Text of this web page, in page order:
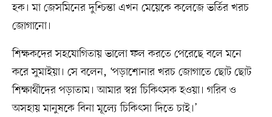
হক। মা জেসমিনের দুশ্চিন্তা এখন মেয়েকে কলেজে ভর্তির খরচ
জোগানো।
শিক্ষকদের সহযোগিতায় ভালো ফল করতে পেরেছে বলে মনে
করে সুমাইয়া। সে বলেন, ‘পড়াশোনার খরচ জোগাতে ছোট ছোট
শিক্ষার্থীদের পড়াতাম। আমার স্বপ্ন চিকিৎসক হওয়া। গরিব ও
অসহায় মানুষকে বিনা মূল্যে চিকিৎসা দিতে চাই।’